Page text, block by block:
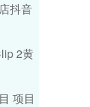
抖音
2黄
项目